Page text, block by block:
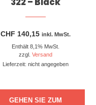
CHF 140,15 inkl. MwSt.
Enthält 8,1% MwSt.
zzgl. Versand
Lieferzeit: nicht angegeben
GEHEN SIE ZUM